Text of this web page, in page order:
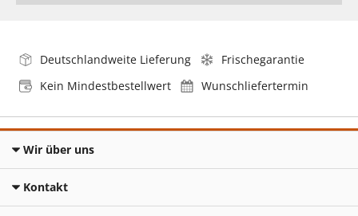
Deutschlandweite Lieferung
Frischegarantie
Kein Mindestbestellwert
Wunschliefertermin
Wir über uns
Kontakt